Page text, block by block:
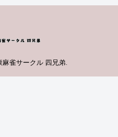
雀サークル 四兄弟.